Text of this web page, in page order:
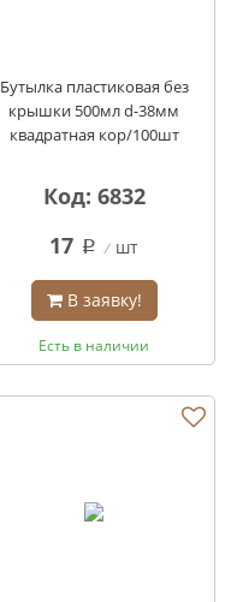
Бутылка пластиковая без
крышки 500мл d-38мм
квадратная кор/100шт
Код: 6832
17 q шт
В заявку!
Есть в наличии